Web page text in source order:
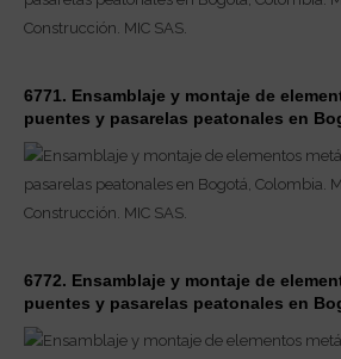
6771. Ensamblaje y montaje de
puentes y pasarelas peatonales en
6772. Ensamblaje y montaje de
puentes y pasarelas peatonales en